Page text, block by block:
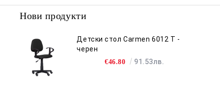
Нови продукти
Детски стол Carmen 6012 T -
черен
€46.80 91.53лв.